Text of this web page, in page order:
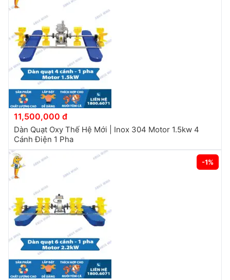
11,500,000 đ
Dàn Quạt Oxy Thế Hệ Mới | Inox 304 Motor 1.5kw 4
Cánh Điện 1 Pha
-1%